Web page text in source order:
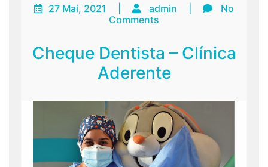
27 Mai, 2021 admin
No
Comments
Cheque Dentista – Clínica
Aderente